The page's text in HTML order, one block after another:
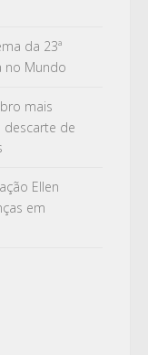
da 23ª
no Mundo
mais
descarte de
Ellen
em